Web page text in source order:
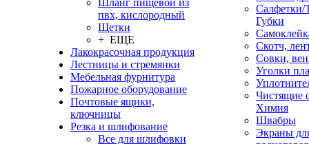
Шланг пищевой из
пвх, кислородный
Щетки
+ ЕЩЕ
Лакокрасочная продукция
Лестницы и стремянки
Мебельная фурнитура
Пожарное оборудование
Почтовые ящики,
ключницы
Резка и шлифование
Все для шлифовки
Салфетки/
Губки
Скотч,
Совки,
Уголки
Чистящие
Химия
Швабры
Экраны